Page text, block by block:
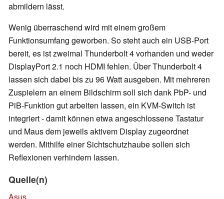
abmildern lässt.
Wenig überraschend wird mit einem großem
Funktionsumfang geworben. So steht auch ein USB-Port
bereit, es ist zweimal Thunderbolt 4 vorhanden und weder
DisplayPort 2.1 noch HDMI fehlen. Über Thunderbolt 4
lassen sich dabei bis zu 96 Watt ausgeben. Mit mehreren
Zuspielern an einem Bildschirm soll sich dank PbP- und
PiB-Funktion gut arbeiten lassen, ein KVM-Switch ist
integriert - damit können etwa angeschlossene Tastatur
und Maus dem jeweils aktivem Display zugeordnet
werden. Mithilfe einer Sichtschutzhaube sollen sich
Reflexionen verhindern lassen.
Quelle(n)